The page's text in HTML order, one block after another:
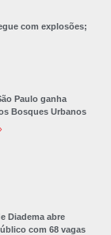
com explosões;
Paulo ganha
Bosques Urbanos
Diadema abre
com 68 vagas